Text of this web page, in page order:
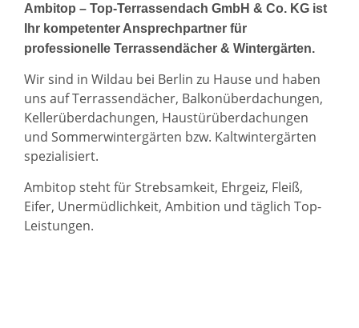
Ambitop – Top-Terrassendach GmbH & Co. KG ist
Ihr kompetenter Ansprechpartner für
professionelle Terrassendächer & Wintergärten.
Wir sind in Wildau bei Berlin zu Hause und haben
uns auf Terrassendächer, Balkonüberdachungen,
Kellerüberdachungen, Haustürüberdachungen
und Sommerwintergärten bzw. Kaltwintergärten
spezialisiert.
Ambitop steht für Strebsamkeit, Ehrgeiz, Fleiß,
Eifer, Unermüdlichkeit, Ambition und täglich Top-
Leistungen.